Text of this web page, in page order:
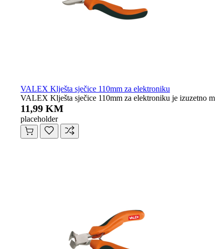
VALEX Klješta sječice 110mm za elektroniku
VALEX Klješta sječice 110mm za elektroniku je izuzetno
11,99 KM
placeholder